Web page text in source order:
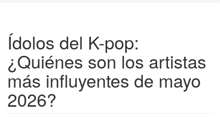
Ídolos del K-pop:
¿Quiénes son los artistas
más influyentes de mayo
2026?